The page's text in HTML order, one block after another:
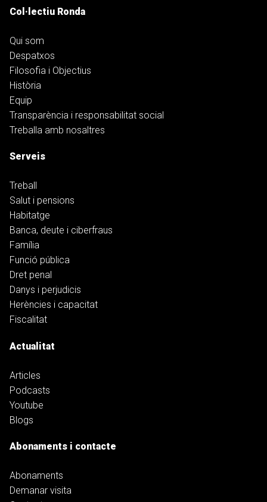
Col·lectiu Ronda
Qui som
Despatxos
Filosofia i Objectius
Història
Equip
Transparència i responsabilitat social
Treballa amb nosaltres
Serveis
Treball
Salut i pensions
Habitatge
Banca, deute i ciberfraus
Família
Funció pública
Dret penal
Danys i perjudicis
Herències i capacitat
Fiscalitat
Actualitat
Articles
Podcasts
Youtube
Blogs
Abonaments i contacte
Abonaments
Demanar visita